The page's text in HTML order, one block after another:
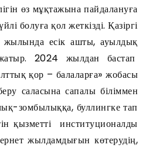
өз мұқтажына пайдалануға
болуға қол жеткізді. Қазіргі
есік ашты, ауылдық
2024 жылдан бастап
қор – балаларға» жобасы
саласына сапалы біліммен
зомбылыққа, буллингке тап
қызметті институционалды
жылдамдығын көтерудің,